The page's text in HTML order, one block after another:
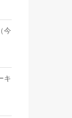
今
キ